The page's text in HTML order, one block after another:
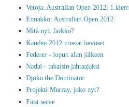
Vetoja: Australian Open 2012,
Ennakko: Australian Open 2012
Mitä nyt, Jarkko?
Kauden 2012 mustat hevoset
Federer - lopun alun jälkeen
Nadal - takaisin jahtaajaksi
Djoko the Dominator
Projekti Murray, joko nyt?
First serve